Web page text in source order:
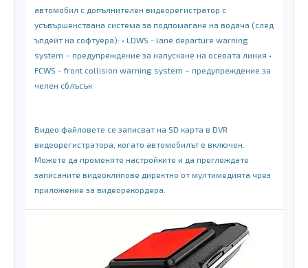
автомобил с допълнителен видеорегистратор с
усъвършенствана система за подпомагане на водача (след
ъпдейт на софтуера): • LDWS - lane departure warning
system – предупреждение за напускане на осевата линия •
FCWS - front collision warning system – предупреждение за
челен сблъсък
Видео файловете се записват на SD карта в DVR
видеорегистратора, когато автомобилът е включен.
Можете да променяте настройките и да преглеждате
записаните видеоклипове директно от мултимедията чрез
приложение за видеорекордера.